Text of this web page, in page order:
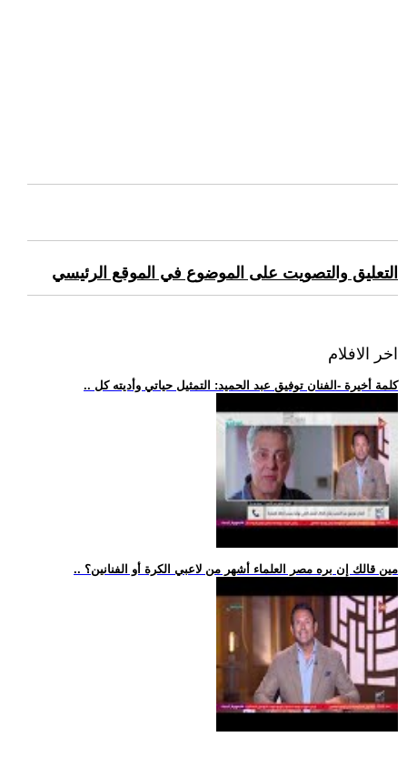
التعليق والتصويت على الموضوع في الموقع الرئيسي
اخر الافلام
.. كلمة أخيرة -الفنان توفيق عبد الحميد: التمثيل حياتي وأديته كل
.. مين قالك إن بره مصر العلماء أشهر من لاعبي الكرة أو الفنانين؟